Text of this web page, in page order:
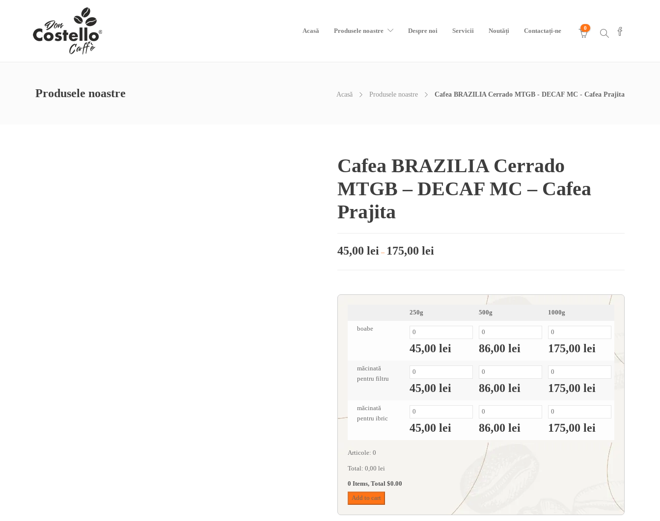
Acasă Produsele noastre Despre noi Servicii Noutăți Contactați-ne 0
Produsele noastre Acasă Produsele noastre Cafea BRAZILIA Cerrado MTGB - DECAF MC - Cafea Prajita
Cafea BRAZILIA Cerrado
MTGB – DECAF MC – Cafea
Prajita
45,00 lei – 175,00 lei
250g 500g 1000g
boabe
45,00lei 86,00lei 175,00lei
măcinată
pentru filtru
45,00lei 86,00lei 175,00lei
măcinată
pentru ibric
45,00lei 86,00lei 175,00lei
Articole: 0
Total: 0,00 lei
0 Items, Total $0.00
Add to cart